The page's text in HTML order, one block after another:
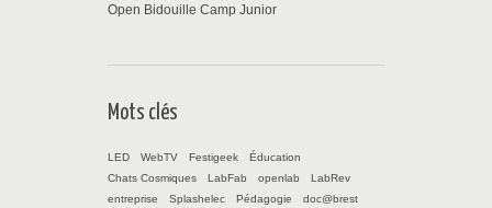
Open Bidouille Camp Junior
Mots clés
LED WebTV Festigeek
Éducation
Chats Cosmiques
LabFab openlab
LabRev
entreprise
Splashelec Pédagogie
doc@brest